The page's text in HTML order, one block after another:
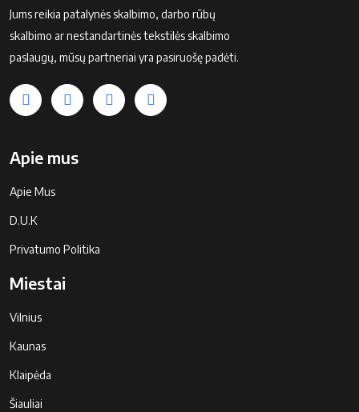
Jums reikia patalynės skalbimo, darbo rūbų
skalbimo ar nestandartinės tekstilės skalbimo
paslaugų, mūsų partneriai yra pasiruošę padėti.
Apie mus
Apie Mus
D.U.K
Privatumo Politika
Miestai
Vilnius
Kaunas
Klaipėda
Šiauliai